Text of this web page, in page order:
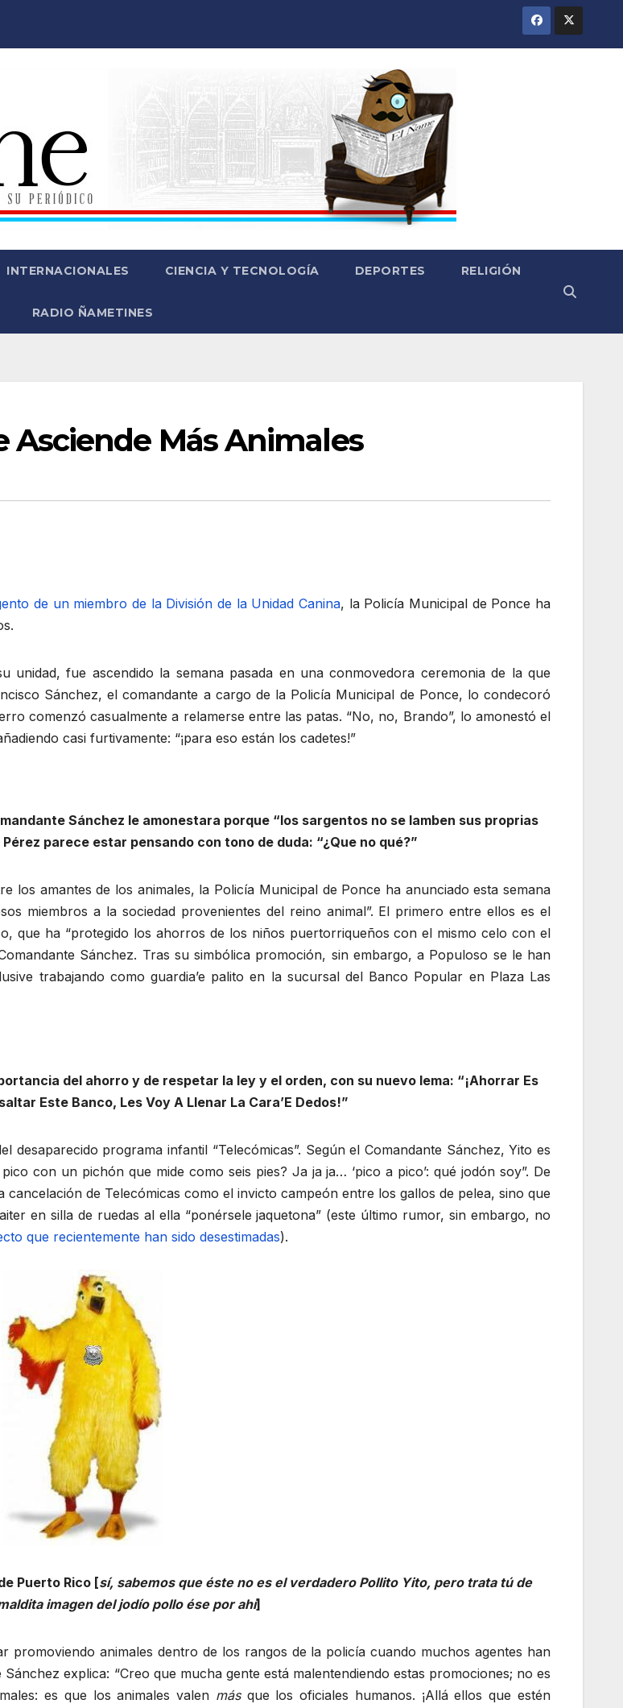
INTERNACIONALES CIENCIA Y TECNOLOGÍA DEPORTES RELIGIÓN
RADIO ÑAMETINES
Asciende Más Animales
de un miembro de la División de la Unidad Canina, la Policía Municipal de Ponce ha
fue ascendido la semana pasada en una conmovedora ceremonia de la que
Sánchez, el comandante a cargo de la Policía Municipal de Ponce, lo condecoró
comenzó casualmente a relamerse entre las patas. “No, no, Brando”, lo amonestó el
casi furtivamente: “¡para eso están los cadetes!”
Sánchez le amonestara porque “los sargentos no se lamben sus proprias
parece estar pensando con tono de duda: “¿Que no qué?”
los amantes de los animales, la Policía Municipal de Ponce ha anunciado esta semana
miembros a la sociedad provenientes del reino animal”. El primero entre ellos es el
que ha “protegido los ahorros de los niños puertorriqueños con el mismo celo con el
Sánchez. Tras su simbólica promoción, sin embargo, a Populoso se le han
trabajando como guardia’e palito en la sucursal del Banco Popular en Plaza Las
del ahorro y de respetar la ley y el orden, con su nuevo lema: “¡Ahorrar Es
Este Banco, Les Voy A Llenar La Cara’E Dedos!”
programa infantil “Telecómicas”. Según el Comandante Sánchez, Yito es
con un pichón que mide como seis pies? Ja ja ja… ‘pico a pico’: qué jodón soy”. De
de Telecómicas como el invicto campeón entre los gallos de pelea, sino que
en silla de ruedas al ella “ponérsele jaquetona” (este último rumor, sin embargo, no
que recientemente han sido desestimadas).
Puerto Rico [sí, sabemos que éste no es el verdadero Pollito Yito, pero trata tú de
imagen del jodío pollo ése por ahí]
promoviendo animales dentro de los rangos de la policía cuando muchos agentes han
explica: “Creo que mucha gente está malentendiendo estas promociones; no es
es que los animales valen másque los oficiales humanos. ¡Allá ellos que estén